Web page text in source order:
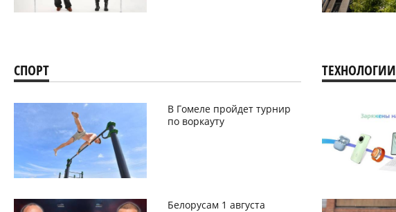
СПОРТ
В Гомеле пройдет турнир
по воркауту
Белорусам 1 августа
ТЕХНОЛОГИИ